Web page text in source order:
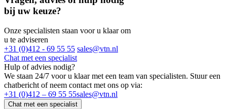
bij uw keuze?
Onze specialisten staan voor u klaar om
u te adviseren
+31 (0)412 - 69 55 55 sales@vtn.nl
Chat met een specialist
Hulp of advies nodig?
We staan 24/7 voor u klaar met een team van specialisten. Stuur een
chatbericht of neem contact met ons op via:
+31 (0)412 – 69 55 55sales@vtn.nl
Chat met een specialist